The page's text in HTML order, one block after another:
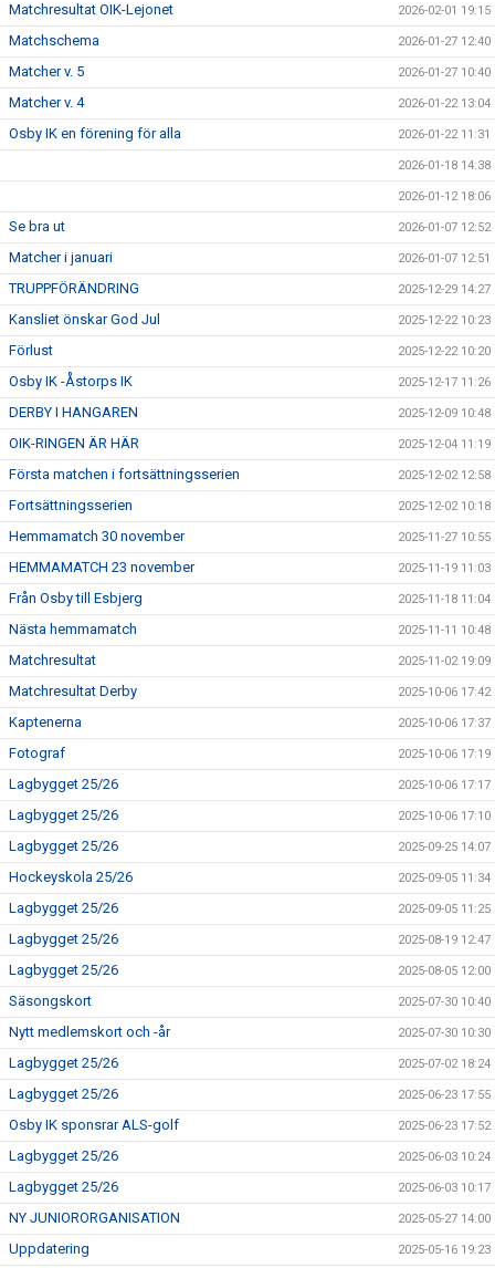
Matchresultat OIK-Lejonet 2026-02-01 19:15
Matchschema 2026-01-27 12:40
Matcher v. 5 2026-01-27 10:40
Matcher v. 4 2026-01-22 13:04
Osby IK en förening för alla 2026-01-22 11:31
2026-01-18 14:38
2026-01-12 18:06
Se bra ut 2026-01-07 12:52
Matcher i januari 2026-01-07 12:51
TRUPPFÖRÄNDRING 2025-12-29 14:27
Kansliet önskar God Jul 2025-12-22 10:23
Förlust 2025-12-22 10:20
Osby IK -Åstorps IK 2025-12-17 11:26
DERBY I HANGAREN 2025-12-09 10:48
OIK-RINGEN ÄR HÄR 2025-12-04 11:19
Första matchen i fortsättningsserien 2025-12-02 12:58
Fortsättningsserien 2025-12-02 10:18
Hemmamatch 30 november 2025-11-27 10:55
HEMMAMATCH 23 november 2025-11-19 11:03
Från Osby till Esbjerg 2025-11-18 11:04
Nästa hemmamatch 2025-11-11 10:48
Matchresultat 2025-11-02 19:09
Matchresultat Derby 2025-10-06 17:42
Kaptenerna 2025-10-06 17:37
Fotograf 2025-10-06 17:19
Lagbygget 25/26 2025-10-06 17:17
Lagbygget 25/26 2025-10-06 17:10
Lagbygget 25/26 2025-09-25 14:07
Hockeyskola 25/26 2025-09-05 11:34
Lagbygget 25/26 2025-09-05 11:25
Lagbygget 25/26 2025-08-19 12:47
Lagbygget 25/26 2025-08-05 12:00
Säsongskort 2025-07-30 10:40
Nytt medlemskort och -år 2025-07-30 10:30
Lagbygget 25/26 2025-07-02 18:24
Lagbygget 25/26 2025-06-23 17:55
Osby IK sponsrar ALS-golf 2025-06-23 17:52
Lagbygget 25/26 2025-06-03 10:24
Lagbygget 25/26 2025-06-03 10:17
NY JUNIORORGANISATION 2025-05-27 14:00
Uppdatering 2025-05-16 19:23